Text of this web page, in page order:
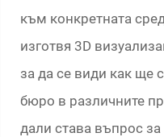
към конкретната
изготвя 3D
за да се види как ще
бюро в различните
дали става въпрос